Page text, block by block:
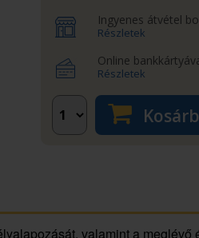
Ingyenes átvétel
Részletek
Online
Részletek
valamint a meglévő